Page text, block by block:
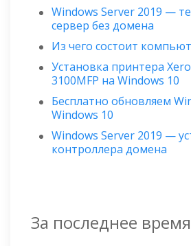
Windows Server 2019 —
сервер без домена
Из чего состоит
Установка принтера
3100MFP на Windows 10
Бесплатно обновляем
Windows 10
Windows Server 2019 —
контроллера домена
За последнее